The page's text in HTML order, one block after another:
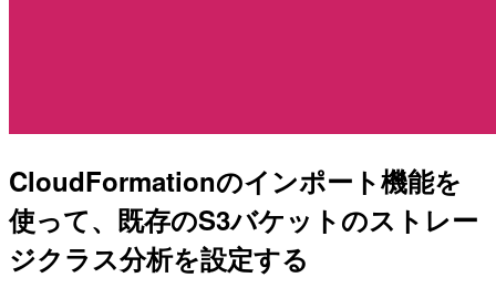
CloudFormationのインポート機能を
使って、既存のS3バケットのストレー
ジクラス分析を設定する